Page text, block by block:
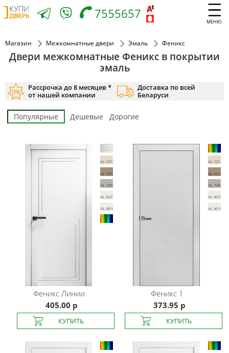
МЕНЮ
7555657
Магазин Межкомнатные двери Эмаль Феникс
Двери межкомнатные Феникс в покрытии
эмаль
Рассрочка до 8 месяцев *
от нашей компании
Доставка по всей
Беларуси
Популярные Дешевые Дорогие
Феникс Линии
405.00 р
Феникс1
373.95 р